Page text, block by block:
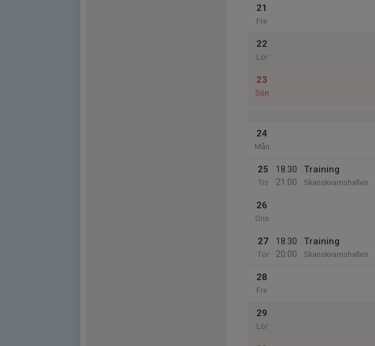
21
Fre
22
Lör
23
Sön
24
Mån
25
Tis
18:30
21:00
Training
Skanskvarnshallen
26
Ons
27
Tor
18:30
20:00
Training
Skanskvarnshallen
28
Fre
29
Lör